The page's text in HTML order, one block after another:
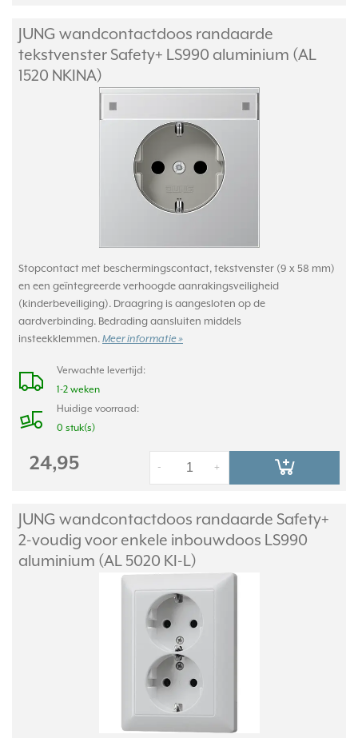
JUNG wandcontactdoos randaarde
tekstvenster Safety+ LS990 aluminium (AL
1520 NKINA)
Stopcontact met beschermingscontact, tekstvenster (9 x 58 mm)
en een geïntegreerde verhoogde aanrakingsveiligheid
(kinderbeveiliging). Draagring is aangesloten op de
aardverbinding. Bedrading aansluiten middels
insteekklemmen. Meer informatie »
Verwachte levertijd:
1-2 weken
Huidige voorraad:
0 stuk(s)
24,95 +
-
JUNG wandcontactdoos randaarde Safety+
2-voudig voor enkele inbouwdoos LS990
aluminium (AL 5020 KI-L)